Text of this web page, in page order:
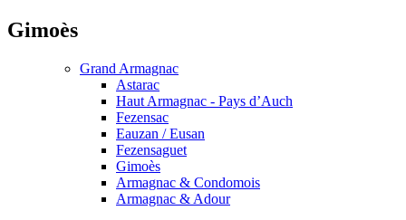
Gimoès
Grand Armagnac
Astarac
Haut Armagnac - Pays d’Auch
Fezensac
Eauzan / Eusan
Fezensaguet
Gimoès
Armagnac & Condomois
Armagnac & Adour